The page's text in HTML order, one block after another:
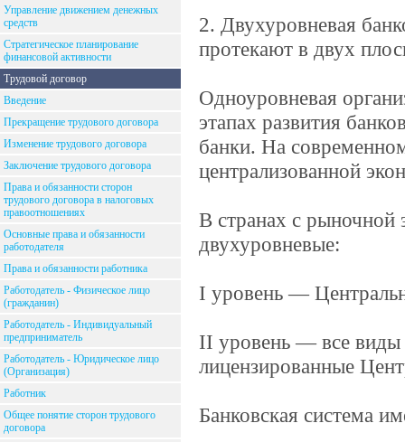
Управление движением денежных
средств
Стратегическое планирование
финансовой активности
Трудовой договор
Введение
Прекращение трудового договора
Изменение трудового договора
Заключение трудового договора
Права и обязанности сторон
трудового договора в налоговых
правоотношениях
Основные права и обязанности
работодателя
Права и обязанности работника
Работодатель - Физическое лицо
(гражданин)
Работодатель - Индивидуальный
предприниматель
Работодатель - Юридическое лицо
(Организация)
Работник
Общее понятие сторон трудового
договора
2. Двухуровневая
протекают в двух
Одноуровневая
этапах развития
банки. На
централизованной
В странах с рыночной
двухуровневые:
I уровень —
II уровень — все виды
лицензированные
Банковская система